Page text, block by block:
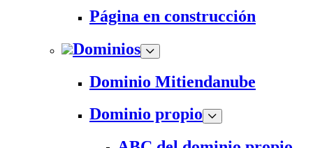
Página en construcción
Dominios
Dominio Mitiendanube
Dominio propio